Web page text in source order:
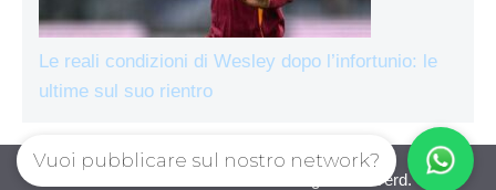
Le reali condizioni di Wesley dopo l’infortunio: le
ultime sul suo rientro
AsRomaLive.com © 2026. All right reserverd.
Vuoi pubblicare sul nostro network?